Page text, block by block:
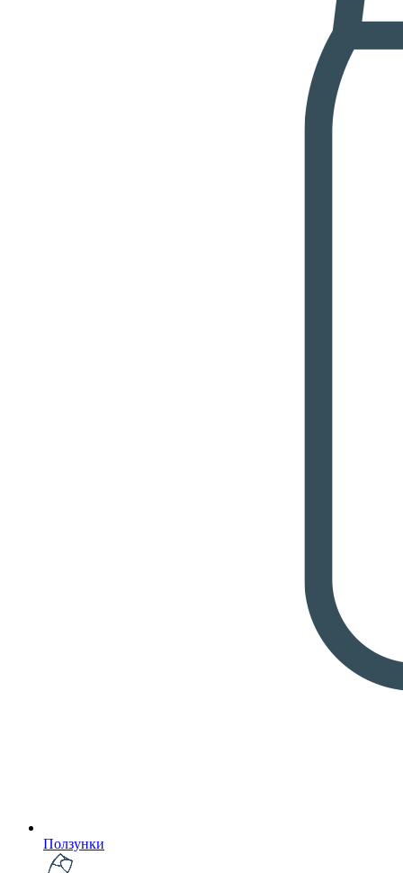
Ползунки